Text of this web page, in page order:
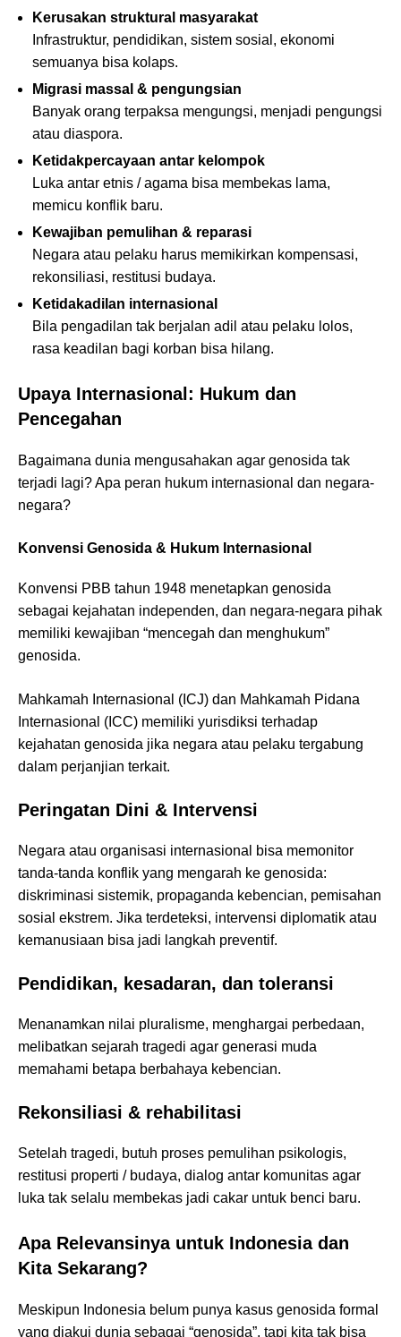
Kerusakan struktural masyarakat
Infrastruktur, pendidikan, sistem sosial, ekonomi
semuanya bisa kolaps.
Migrasi massal & pengungsian
Banyak orang terpaksa mengungsi, menjadi pengungsi
atau diaspora.
Ketidakpercayaan antar kelompok
Luka antar etnis / agama bisa membekas lama,
memicu konflik baru.
Kewajiban pemulihan & reparasi
Negara atau pelaku harus memikirkan kompensasi,
rekonsiliasi, restitusi budaya.
Ketidakadilan internasional
Bila pengadilan tak berjalan adil atau pelaku lolos,
rasa keadilan bagi korban bisa hilang.
Upaya Internasional: Hukum dan
Pencegahan
Bagaimana dunia mengusahakan agar genosida tak
terjadi lagi? Apa peran hukum internasional dan negara-
negara?
Konvensi Genosida & Hukum Internasional
Konvensi PBB tahun 1948 menetapkan genosida
sebagai kejahatan independen, dan negara-negara pihak
memiliki kewajiban “mencegah dan menghukum”
genosida.
Mahkamah Internasional (ICJ) dan Mahkamah Pidana
Internasional (ICC) memiliki yurisdiksi terhadap
kejahatan genosida jika negara atau pelaku tergabung
dalam perjanjian terkait.
Peringatan Dini & Intervensi
Negara atau organisasi internasional bisa memonitor
tanda-tanda konflik yang mengarah ke genosida:
diskriminasi sistemik, propaganda kebencian, pemisahan
sosial ekstrem. Jika terdeteksi, intervensi diplomatik atau
kemanusiaan bisa jadi langkah preventif.
Pendidikan, kesadaran, dan toleransi
Menanamkan nilai pluralisme, menghargai perbedaan,
melibatkan sejarah tragedi agar generasi muda
memahami betapa berbahaya kebencian.
Rekonsiliasi & rehabilitasi
Setelah tragedi, butuh proses pemulihan psikologis,
restitusi properti / budaya, dialog antar komunitas agar
luka tak selalu membekas jadi cakar untuk benci baru.
Apa Relevansinya untuk Indonesia dan
Kita Sekarang?
Meskipun Indonesia belum punya kasus genosida formal
yang diakui dunia sebagai “genosida”, tapi kita tak bisa